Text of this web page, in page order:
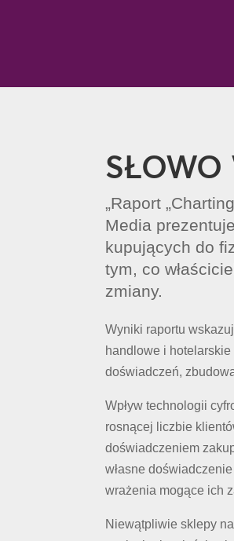
SŁOWO
„Raport
Media
kupujących do
tym, co
zmiany.
Wyniki raportu
handlowe i
doświadczeń,
Wpływ technologii
rosnącej liczbie
doświadczeniem
własne
wrażenia mogące ich
Niewątpliwie sklepy